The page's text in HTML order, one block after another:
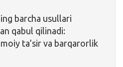
barcha usullari
qabul qilinadi:
ta’sir va barqarorlik